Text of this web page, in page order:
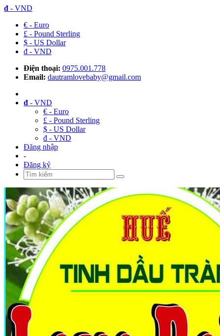
đ - VND
€ - Euro
£ - Pound Sterling
$ - US Dollar
đ - VND
Điện thoại: 0975.001.778
Email: dautramlovebaby@gmail.com
đ - VND
€ - Euro
£ - Pound Sterling
$ - US Dollar
đ - VND
Đăng nhập
-
Đăng ký